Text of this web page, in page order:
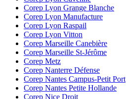
Corep Lyon Grange Blanche
Corep Lyon Manufacture
Corep Lyon Raspail
Corep Lyon Vitton
Corep Marseille Canebière
Corep Marseille St-Jérôme
Corep Metz
Corep Nanterre Défense
Corep Nantes Campus-Petit Port
Corep Nantes Petite Hollande
Corep Nice Droit